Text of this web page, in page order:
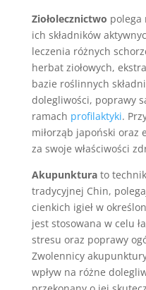
Ziołolecznictwo polega
ich składników
leczenia różnych
herbat ziołowych,
bazie roślinnych
dolegliwości, poprawy
ramach profilaktyki.
miłorząb japoński oraz
za swoje właściwości
Akupunkturato
tradycyjnej Chin,
cienkich igieł w
jest stosowana w celu
stresu oraz poprawy
Zwolennicy
wpływ na różne